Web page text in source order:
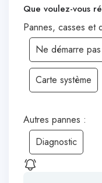
Que voulez-vous
Pannes, casses et
Ne démarre pas
Carte système
Autres pannes :
Diagnostic